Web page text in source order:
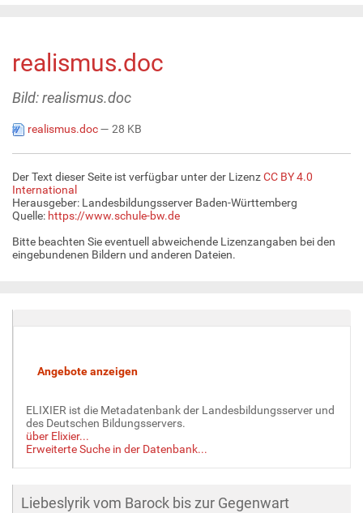
realismus.doc
Bild: realismus.doc
realismus.doc— 28 KB
Der Text dieser Seite ist verfügbar unter der LizenzCC BY 4.0
International
Herausgeber: Landesbildungsserver Baden-Württemberg
Quelle: https://www.schule-bw.de
Bitte beachten Sie eventuell abweichende Lizenzangaben bei den
eingebundenen Bildern und anderen Dateien.
ELIXIER ist die Metadatenbank der Landesbildungsserver und
des Deutschen Bildungsservers.
über Elixier...
Erweiterte Suche in der Datenbank...
Liebeslyrik vom Barock bis zur Gegenwart